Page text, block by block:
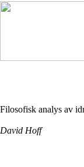
Filosofisk analys av
David Hoff